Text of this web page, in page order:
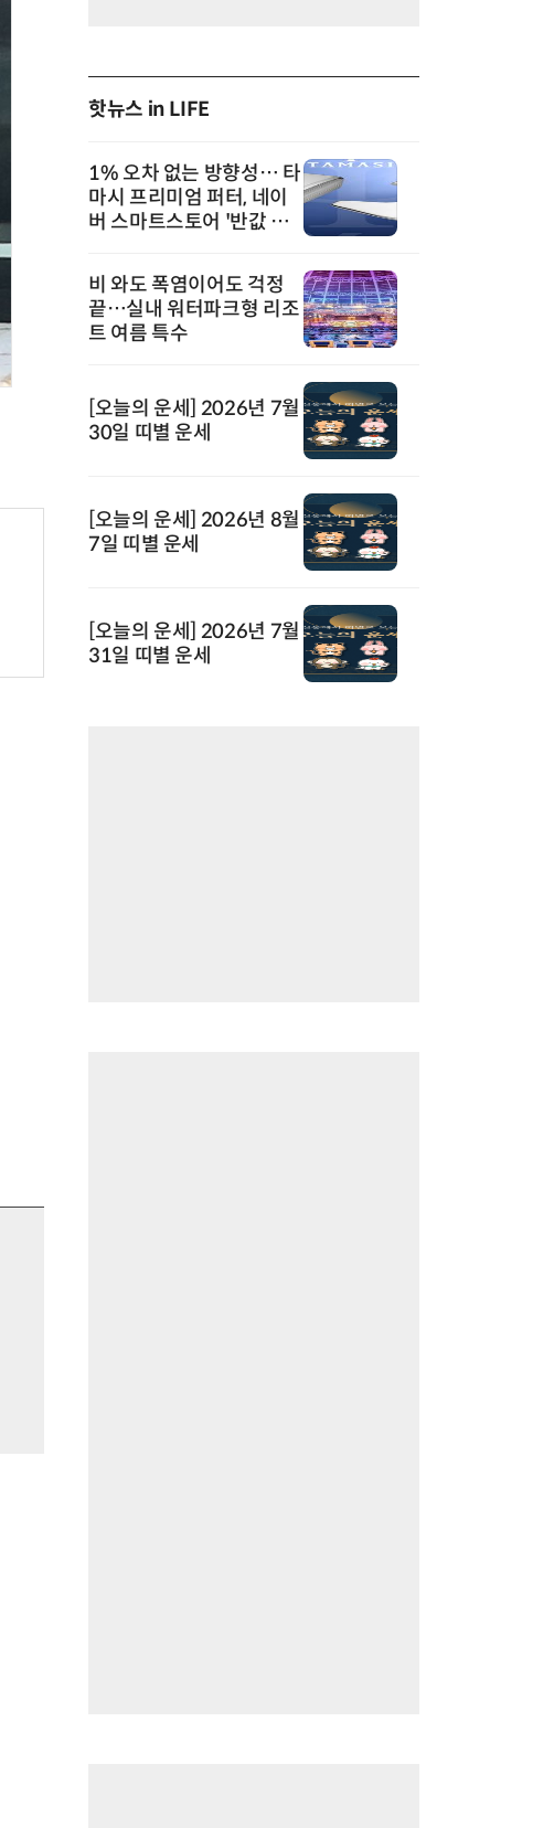
핫뉴스 in LIFE
1% 오차 없는 방향성… 타
마시 프리미엄 퍼터, 네이
버 스마트스토어 '반값 할
비 와도 폭염이어도 걱정
끝…실내 워터파크형 리조
트 여름 특수
[오늘의 운세] 2026년 7월
30일 띠별 운세
[오늘의 운세] 2026년 8월
7일 띠별 운세
[오늘의 운세] 2026년 7월
31일 띠별 운세